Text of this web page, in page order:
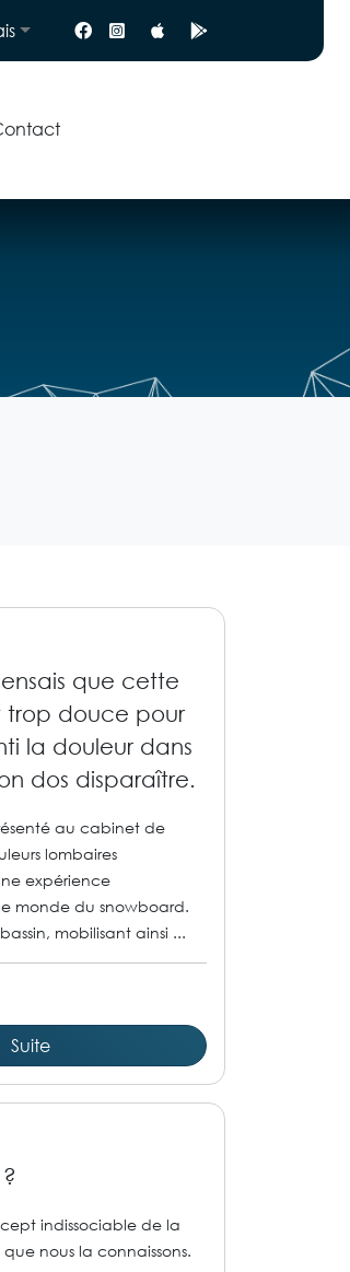
que cette
douce pour
la douleur dans
dos disparaître.
au cabinet de
lombaires
expérience
monde du snowboard.
mobilisant ainsi ...
Suite
indissociable de la
nous la connaissons.